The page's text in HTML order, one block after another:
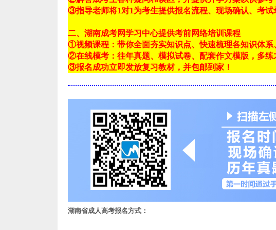
③指导老师将1对1为考生提供报名流程、现场确认、考试
二、湖南成考网学习中心提供考前网络培训课程
①视频课程：带你全面夯实知识点、快速梳理各知识体系
②在线模考：往年真题、模拟试卷、配套作文模版，多练
③报名成功立即发放复习教材，并包邮到家！
湖南省成人高考报名方式：